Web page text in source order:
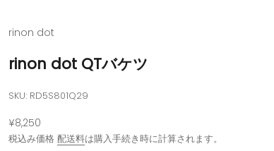
rinon dot
rinon dot QTバケツ
SKU: RD5S801Q29
セール価格
¥8,250
税込み価格配送料は購入手続き時に計算されます。